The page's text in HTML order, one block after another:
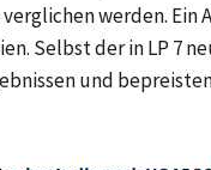
werden.
Selbst der in LP 7
und